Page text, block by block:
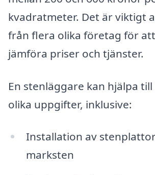
kvadratmeter. Det är viktigt
från flera olika företag för
jämföra priser och tjänster.
En stenläggare kan hjälpa
olika uppgifter, inklusive:
Installation av
marksten